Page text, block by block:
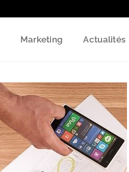
Marketing Actualités